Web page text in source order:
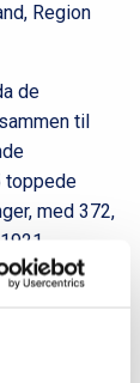
Region
de
til
toppede
med 372,
af